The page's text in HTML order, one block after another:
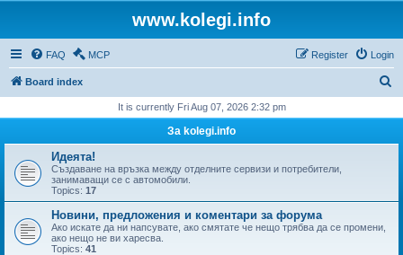
www.kolegi.info
FAQ MCP Login
Register
Board index
r
It is currently Fri Aug 07, 2026 2:32 pm
За kolegi.info
Идеята!
Създаване на връзка между отделните сервизи и потребители,
занимаващи се с автомобили.
Topics: 17
Новини, предложения и коментари за форума
Ако искате да ни напсувате, ако смятате че нещо трябва да се промени,
ако нещо не ви харесва.
Topics: 41